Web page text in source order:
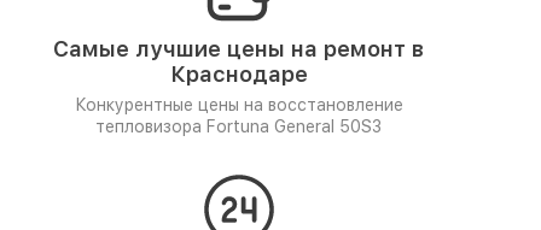
Самые лучшие цены на ремонт в
Краснодаре
Конкурентные цены на восстановление
тепловизора Fortuna General 50S3